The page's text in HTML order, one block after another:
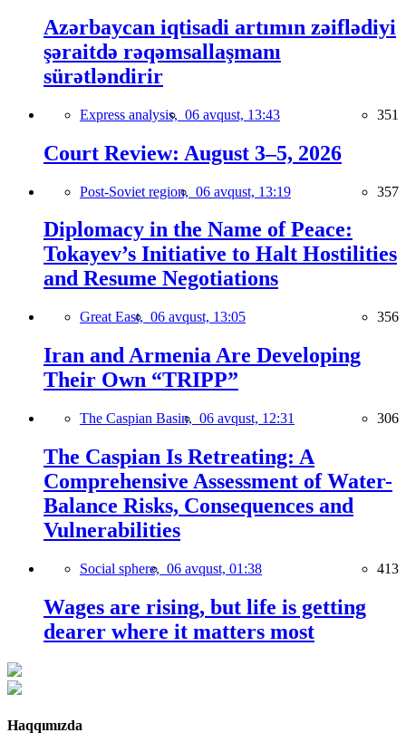
Azərbaycan iqtisadi artımın zəiflədiyi
şəraitdə rəqəmsallaşmanı
sürətləndirir
Express analysis, 06 avqust, 13:43 351
Court Review: August 3–5, 2026
Post-Soviet region, 06 avqust, 13:19 357
Diplomacy in the Name of Peace:
Tokayev’s Initiative to Halt Hostilities
and Resume Negotiations
Great East, 06 avqust, 13:05 356
Iran and Armenia Are Developing
Their Own “TRIPP”
The Caspian Basin, 06 avqust, 12:31 306
The Caspian Is Retreating: A
Comprehensive Assessment of Water-
Balance Risks, Consequences and
Vulnerabilities
Social sphere, 06 avqust, 01:38 413
Wages are rising, but life is getting
dearer where it matters most
Haqqımızda